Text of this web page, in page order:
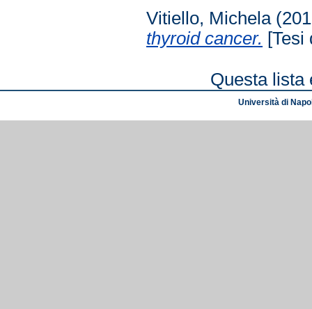
Vitiello, Michela
thyroid cancer. [Tesi
Questa lista
Università di